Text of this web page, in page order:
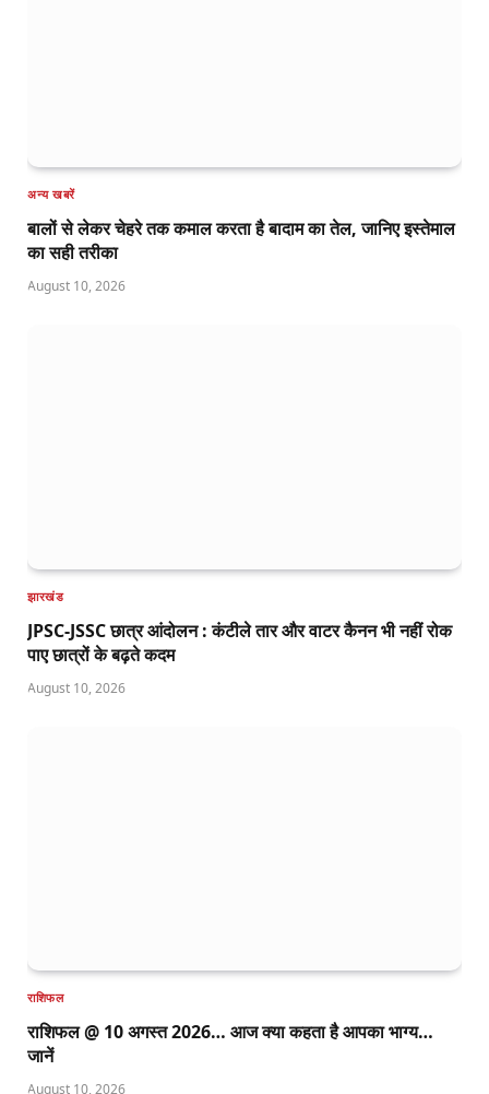
अन्य खबरें
बालों से लेकर चेहरे तक कमाल करता है बादाम का तेल, जानिए इस्तेमाल
का सही तरीका
August 10, 2026
झारखंड
JPSC-JSSC छात्र आंदोलन : कंटीले तार और वाटर कैनन भी नहीं रोक
पाए छात्रों के बढ़ते कदम
August 10, 2026
राशिफल
राशिफल @ 10 अगस्त 2026… आज क्या कहता है आपका भाग्य…
जानें
August 10, 2026